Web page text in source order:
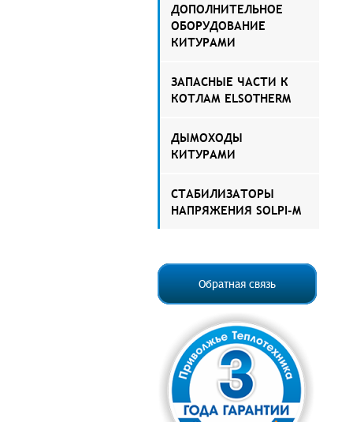
ДОПОЛНИТЕЛЬНОЕ
ОБОРУДОВАНИЕ
КИТУРАМИ
ЗАПАСНЫЕ ЧАСТИ К
КОТЛАМ ELSOTHERM
ДЫМОХОДЫ
КИТУРАМИ
СТАБИЛИЗАТОРЫ
НАПРЯЖЕНИЯ SOLPI-M
Обратная связь